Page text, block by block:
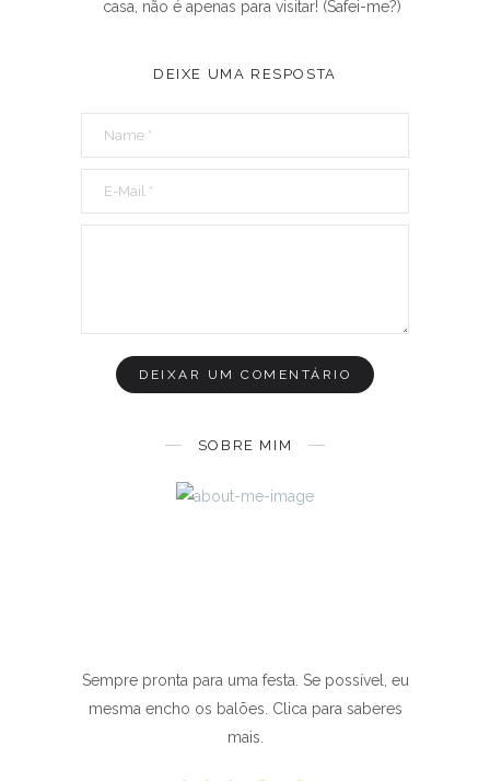
casa, não é apenas para visitar! (Safei-me?)
DEIXE UMA RESPOSTA
SOBRE MIM
Sempre pronta para uma festa. Se possível, eu
mesma encho os balões. Clica para saberes
mais.